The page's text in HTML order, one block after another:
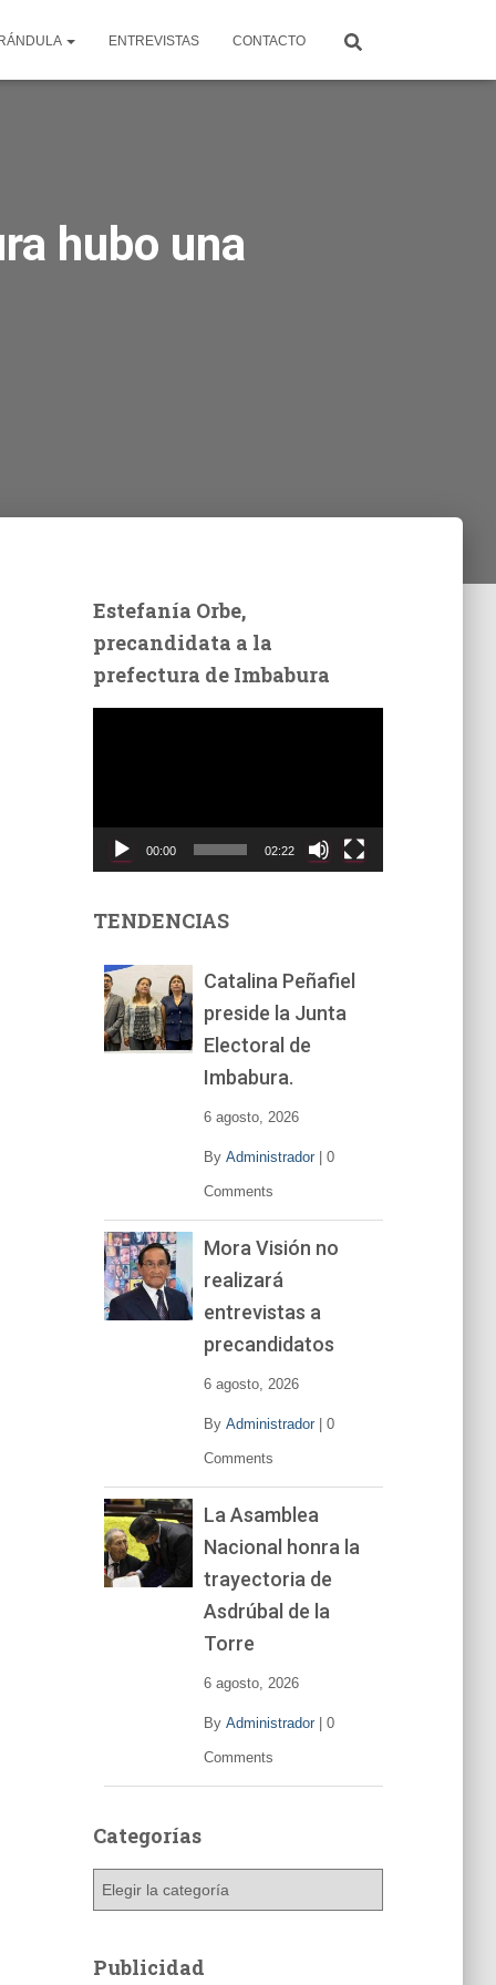
ENTREVISTAS CONTACTO
hubo una
Estefanía Orbe,
precandidata a la
prefectura de Imbabura
t
00:00 02:22
TENDENCIAS
Catalina Peñafiel
preside la Junta
Electoral de
Imbabura.
6 agosto, 2026
By Administrador| 0
Comments
Mora Visión no
realizará
entrevistas a
precandidatos
6 agosto, 2026
By Administrador| 0
Comments
La Asamblea
Nacional honra la
trayectoria de
Asdrúbal de la
Torre
6 agosto, 2026
By Administrador| 0
Comments
Categorías
g
Publicidad